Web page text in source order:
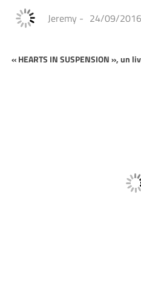
Jeremy - 24/09/2016
« HEARTS IN SUSPENSION », un